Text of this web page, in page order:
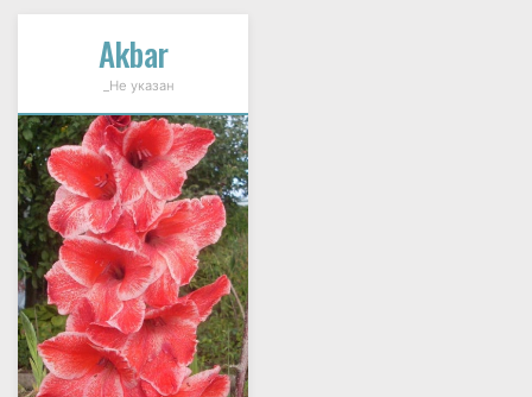
Akbar
_Не указан